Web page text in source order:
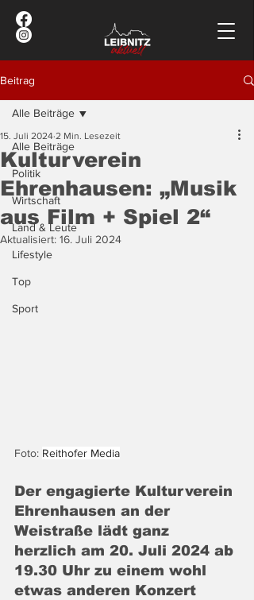
Beitrag
Alle Beiträge
Politik
Wirtschaft
Land & Leute
Lifestyle
Top
Sport
Alle Beiträge
Kulturverein
Ehrenhausen: „Musik
aus Film + Spiel 2“
15. Juli 2024 2 Min. Lesezeit
Aktualisiert: 16. Juli 2024
Foto: Reithofer Media
Der engagierte Kulturverein
Ehrenhausen an der
Weistraße lädt ganz
herzlich am 20. Juli 2024 ab
19.30 Uhr zu einem wohl
etwas anderen Konzert